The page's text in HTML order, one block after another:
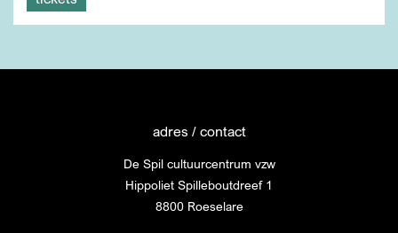
adres / contact
De Spil cultuurcentrum vzw
Hippoliet Spilleboutdreef 1
8800 Roeselare